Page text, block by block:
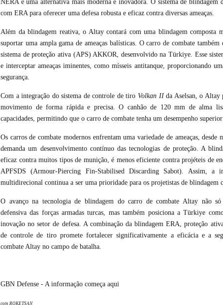
NERA é uma alternativa mais moderna e inovadora. O sistema de blindagem
com ERA para oferecer uma defesa robusta e eficaz contra diversas ameaças.
Além da blindagem reativa, o Altay contará com uma blindagem composta
suportar uma ampla gama de ameaças balísticas. O carro de combate também
sistema de proteção ativa (APS) AKKOR, desenvolvido naTürkiye. Esse
e interceptar ameaças iminentes, como mísseis antitanque, proporcionando
segurança.
Com a integração do sistema de controle de tiro Volkan IIda Aselsan, o Altay
movimento de forma rápida e precisa. O canhão de 120 mm de alma
capacidades, permitindo que o carro de combate tenha um desempenho
Os carros de combate modernos enfrentam uma variedade de ameaças, desde
demanda um desenvolvimento contínuo das tecnologias de proteção. A
eficaz contra muitos tipos de munição, é menos eficiente contra projéteis de
APFSDS (Armour-Piercing Fin-Stabilised Discarding Sabot). Assim, a
multidirecional continua a ser uma prioridade para os projetistas de blindagem
O avanço na tecnologia de blindagem do carro de combate Altay não só
defensiva das forças armadas turcas, mas também posiciona aTürkiye
inovação no setor de defesa. A combinação da blindagem ERA, proteção
de controle de tiro promete fortalecer significativamente a eficácia e a
combate Altay no campo de batalha.
GBN Defense - A informação começa aqui
com ROKETSAN